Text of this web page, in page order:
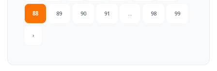
88 89 90 91 98 99
›